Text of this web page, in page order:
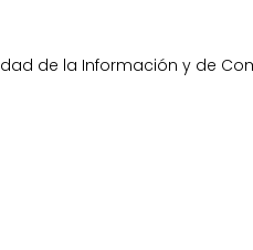
de la Información y de